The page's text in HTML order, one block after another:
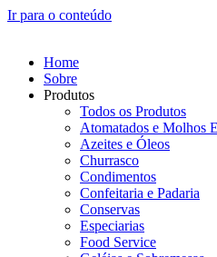
Ir para o conteúdo
Home
Sobre
Produtos
Todos os Produtos
Atomatados e Molhos
Azeites e Óleos
Churrasco
Condimentos
Confeitaria e Padaria
Conservas
Especiarias
Food Service